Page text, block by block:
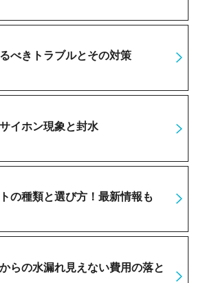
べきトラブルとその対策
イホン現象と封水
の種類と選び方！最新情報も
らの水漏れ見えない費用の落と